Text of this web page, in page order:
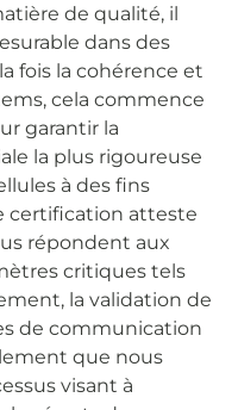
de qualité, il
dans des
fois la cohérence et
cela commence
garantir la
la plus rigoureuse
à des fins
certification atteste
répondent aux
critiques tels
la validation de
de communication
que nous
visant à